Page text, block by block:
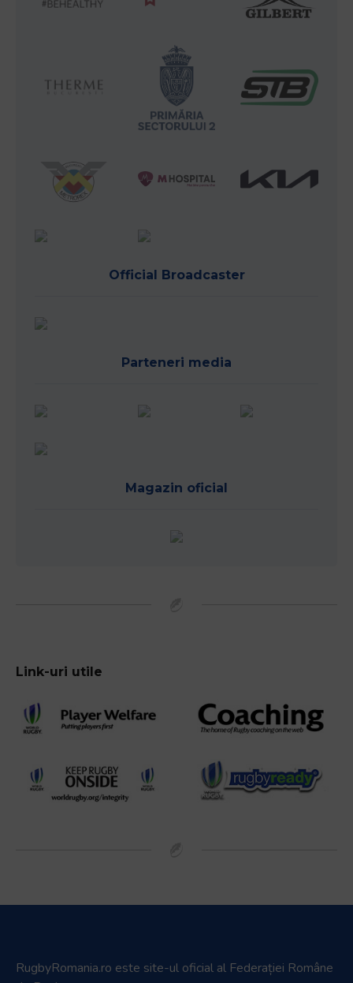
Official Broadcaster
Parteneri media
Magazin oficial
Link-uri utile
RugbyRomania.ro este site-ul oficial al Federației Române